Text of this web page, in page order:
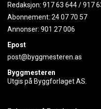
Redaksjon: 917 63 644/917
Abonnement: 24 07 70 57
Annonser: 901 27 006
Epost
post@byggmesteren.as
Byggmesteren
Utgis på Byggforlaget AS.